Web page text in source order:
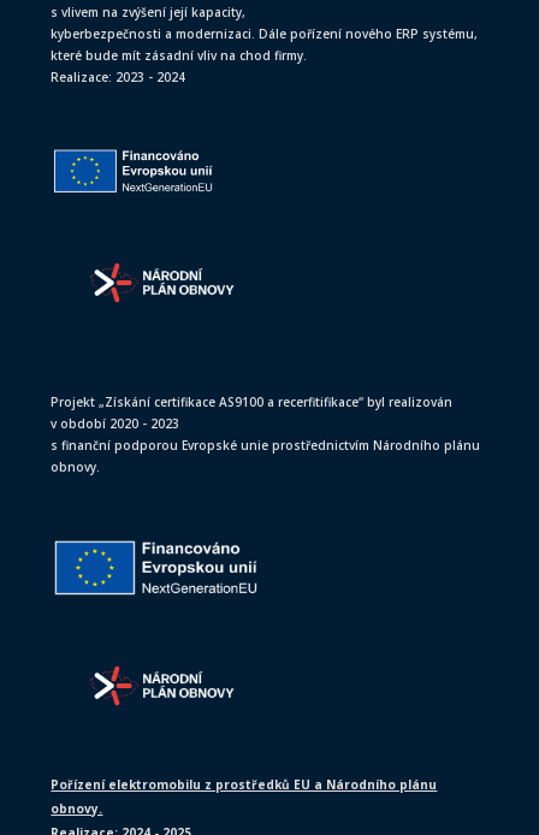
s vlivem na zvýšení její kapacity,
kyberbezpečnosti a modernizaci. Dále pořízení nového ERP systému,
které bude mít zásadní vliv na chod firmy.
Realizace: 2023 - 2024
Projekt „Získání certifikace AS9100 a recerfitifikace“ byl realizován
v období 2020 - 2023
s finanční podporou Evropské unie prostřednictvím Národního plánu
obnovy.
Pořízení elektromobilu z prostředků EU a Národního plánu
obnovy.